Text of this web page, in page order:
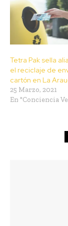
Tetra Pak sella
el reciclaje de
cartón en La
25 Marzo, 2021
En "Conciencia